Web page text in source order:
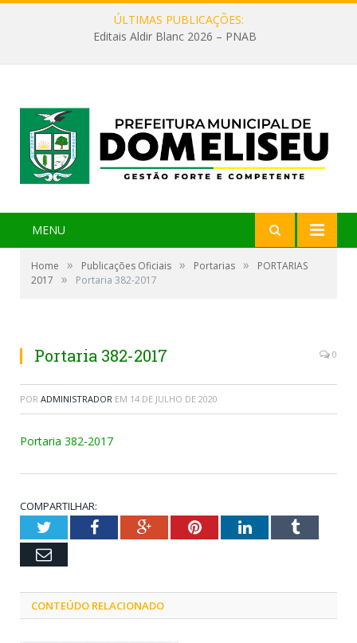
ÚLTIMAS PUBLICAÇÕES:
Editais Aldir Blanc 2026 – PNAB
MENU
Home » Publicações Oficiais » Portarias »
PORTARIAS
2017
» Portaria 382-2017
Portaria 382-2017 0
POR ADMINISTRADOR EM 14 DE JULHO DE 2020
Portaria 382-2017
COMPARTILHAR:
TwitterFacebookGoogle+PinterestLinkedInTumblr
Email
CONTEÚDO RELACIONADO